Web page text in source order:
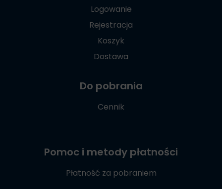
Logowanie
Rejestracja
Koszyk
Dostawa
Do pobrania
Cennik
Pomoc i metody płatności
Płatność za pobraniem